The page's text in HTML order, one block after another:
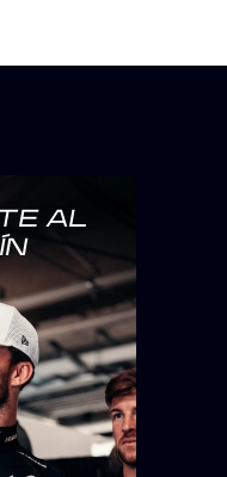
AL